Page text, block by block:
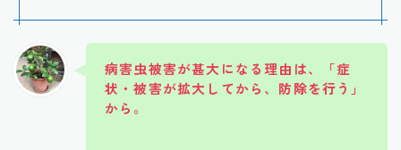
病害虫被害が甚大になる理由は、 「症
状・被害が拡大してから、防除を行う」
から。